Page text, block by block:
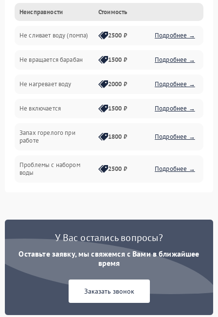
Электропитание
Водоснабжение
Слив
Программное обеспечение
Неисправности Стоимость
Не сливает воду (помпа) 2500 ₽ Подробнее →
Не вращается барабан 1500 ₽ Подробнее →
Не нагревает воду 2000 ₽ Подробнее →
Не включается 1500 ₽ Подробнее →
Запах горелого при
работе
1800 ₽ Подробнее →
Проблемы с набором
воды
2500 ₽ Подробнее →
Замена платы управления 2200 ₽ Подробнее →
У Вас остались вопросы?
Оставьте заявку, мы свяжемся с Вами в ближайшее
время
Заказать звонок